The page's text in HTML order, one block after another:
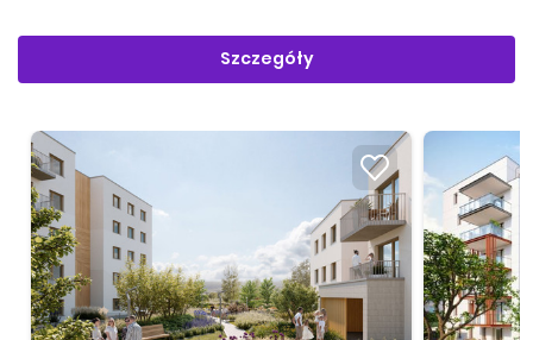
Szczegóły